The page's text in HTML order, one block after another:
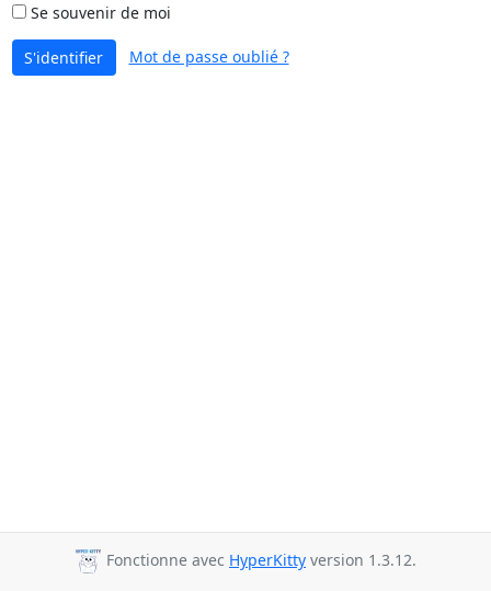
Se souvenir de moi
S'identifier Mot de passe oublié ?
Fonctionne avec HyperKitty version 1.3.12.